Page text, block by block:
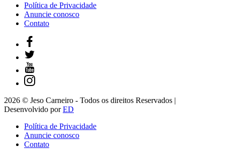
Política de Privacidade
Anuncie conosco
Contato
2026 © Jeso Carneiro - Todos os direitos Reservados |
Desenvolvido porED
Política de Privacidade
Anuncie conosco
Contato